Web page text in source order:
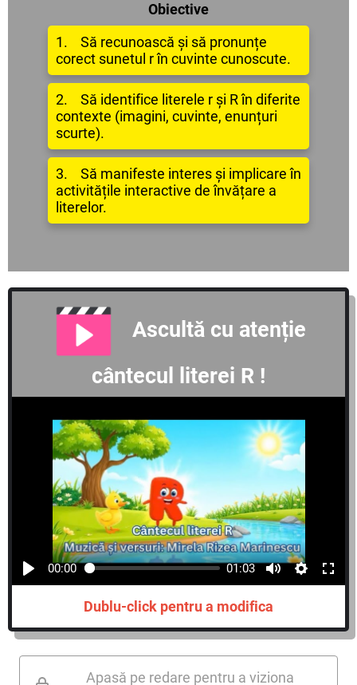
Obiective
1. Să recunoască și să pronunțe
corect sunetul r în cuvinte cunoscute.
2. Să identifice literele r și R în diferite
contexte (imagini, cuvinte, enunțuri
scurte).
3. Să manifeste interes și implicare în
activitățile interactive de învățare a
literelor.
Ascultă cu atenție
cântecul literei R !
00:00 01:03
Dublu-click pentru a modifica
Apasă pe redare pentru a viziona